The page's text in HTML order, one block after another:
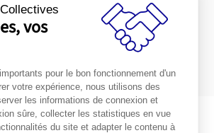
population active en 2020 et
du prolongement d’arrêts
de travail antérieurs à la
vos
pour le bon fonctionnement d'un
votre expérience, nous utilisons des
les informations de connexion et
sûre, collecter les statistiques en vue
du site et adapter le contenu à